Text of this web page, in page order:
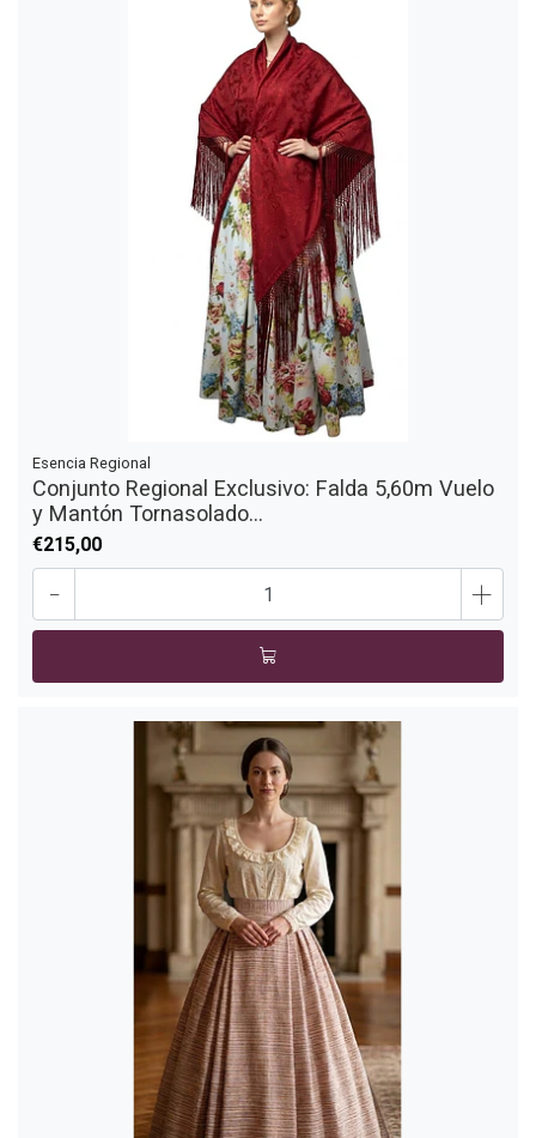
Esencia Regional
Conjunto Regional Exclusivo: Falda 5,60m Vuelo
y Mantón Tornasolado...
€215,00
- +